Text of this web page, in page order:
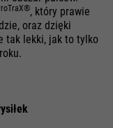
, który prawie
oraz dzięki
tak lekki, jak to tylko